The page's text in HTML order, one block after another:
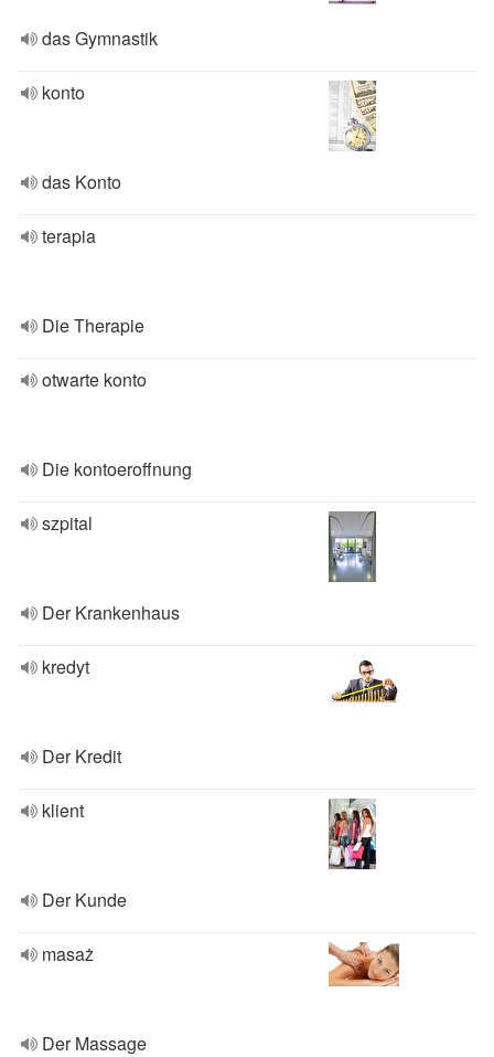
das Gymnastik
konto
das Konto
terapia
Die Therapie
otwarte konto
Die kontoeroffnung
szpital
Der Krankenhaus
kredyt
Der Kredit
klient
Der Kunde
masaż
Der Massage